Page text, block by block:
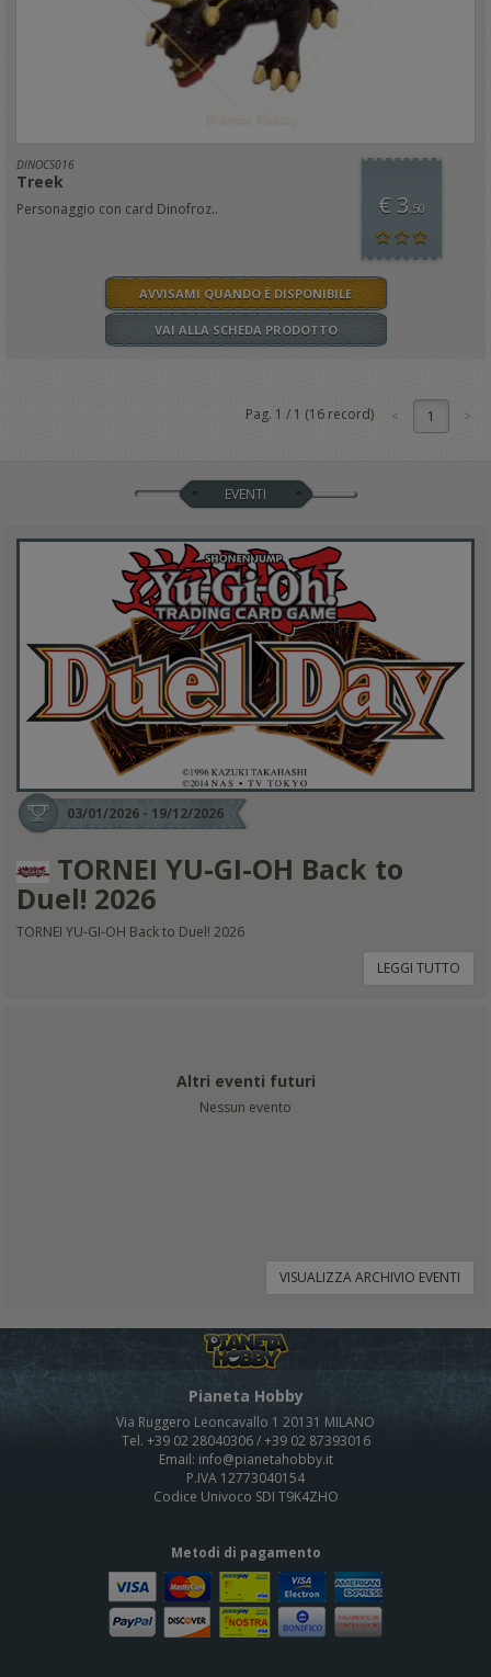
DINOCS016
Treek
Personaggio con card Dinofroz.. € 3,50
AVVISAMI QUANDO È DISPONIBILE
VAI ALLA SCHEDA PRODOTTO
Pag. 1 / 1 (16 record) 1
EVENTI
03/01/2026 - 19/12/2026
TORNEI YU-GI-OH Back to
Duel! 2026
TORNEI YU-GI-OH Back to Duel! 2026
LEGGI TUTTO
Altri eventi futuri
Nessun evento
VISUALIZZA ARCHIVIO EVENTI
Pianeta Hobby
Via Ruggero Leoncavallo 1 20131 MILANO
Tel. +39 02 28040306 / +39 02 87393016
Email: info@pianetahobby.it
P.IVA 12773040154
Codice Univoco SDI T9K4ZHO
Metodi di pagamento